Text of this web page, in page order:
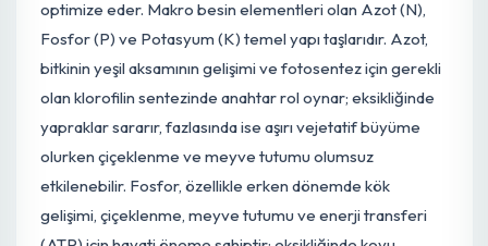
oluşturmak, suyun fazlasının uzaklaştırılmasına yardımcı
olarak kök sağlığını ve bitki canlılığını korur. Su kalitesinin
su alım verimliliğini doğrudan etkilemektedir.
Analitik Gübreleme ve Besin Rejimi
Biber bitkisinin besin elementlerine olan ihtiyacı gelişim